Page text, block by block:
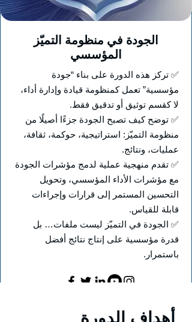
الجودة في منظومة التميّز
المؤسسي
✅ تركز هذه الدورة على بناء “جودة
مؤسسية” تعمل كمنظومة قيادة وإدارة أداء،
لا كقسم توثيق أو تدقيق فقط.
✅ توضح كيف تصبح الجودة جزءًا أصيلًا من
منظومة التميّز: استراتيجية، حوكمة، ثقافة،
عمليات، ونتائج.
✅ تقدم منهجية عملية لدمج مؤشرات الجودة
مع مؤشرات الأداء المؤسسي، وتحويل
التحسين المستمر إلى قرارات وإجراءات
قابلة للقياس.
✅ الجودة في التميّز ليست ملفات… بل
قدرة مؤسسية على إنتاج نتائج أفضل
باستمرار.